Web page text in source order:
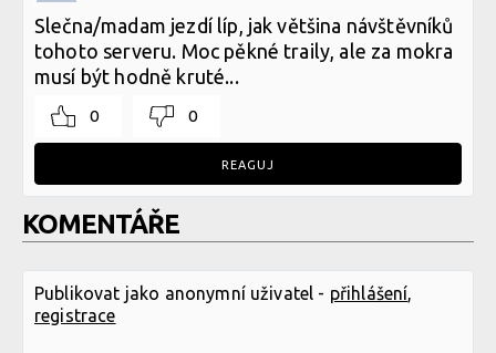
Slečna/madam jezdí líp, jak většina návštěvníků
tohoto serveru. Moc pěkné traily, ale za mokra
musí být hodně kruté...
0 0
REAGUJ
KOMENTÁŘE
Publikovat jako anonymní uživatel - přihlášení
registrace